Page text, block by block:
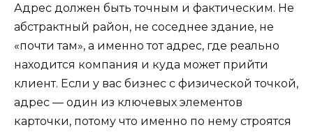
Адрес должен быть точным и фактическим. Не
абстрактный район, не соседнее здание, не
«почти там», а именно тот адрес, где реально
находится компания и куда может прийти
клиент. Если у вас бизнес с физической точкой,
адрес — один из ключевых элементов
карточки, потому что именно по нему строятся